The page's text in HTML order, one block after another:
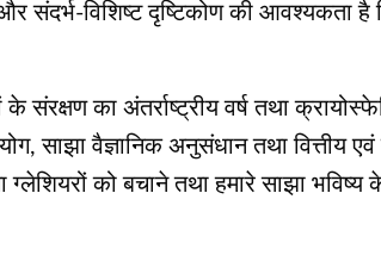
विशिष्ट दृष्टिकोण की आवश्यकता है
का अंतर्राष्ट्रीय वर्ष तथा
साझा वैज्ञानिक अनुसंधान तथा वित्तीय
को बचाने तथा हमारे साझा